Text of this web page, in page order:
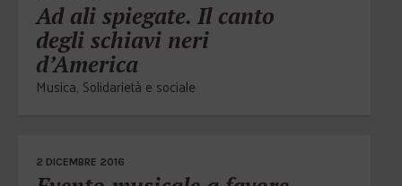
Ad ali spiegate. Il canto
degli schiavi neri
d’America
Musica, Solidarietà e sociale
2 DICEMBRE 2016